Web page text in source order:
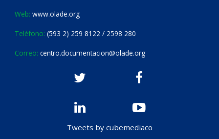
Web: www.olade.org
Teléfono: (593 2) 259 8122 / 2598 280
Correo: centro.documentacion@olade.org
Tweets by cubemediaco